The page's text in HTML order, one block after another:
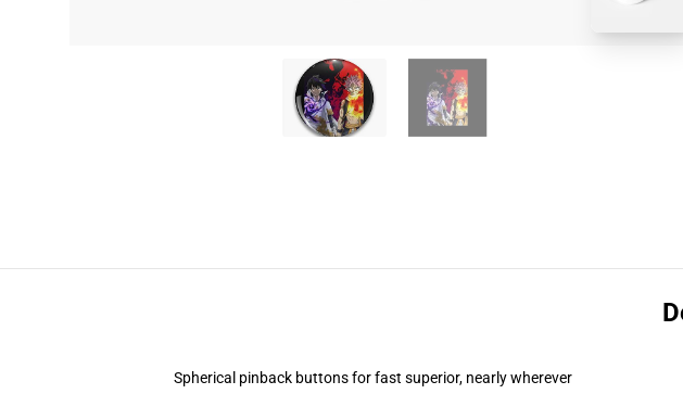
Spherical pinback buttons for fast superior, nearly wherever